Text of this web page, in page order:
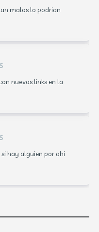
malos lo podrian
nuevos links en la
hay alguien por ahi